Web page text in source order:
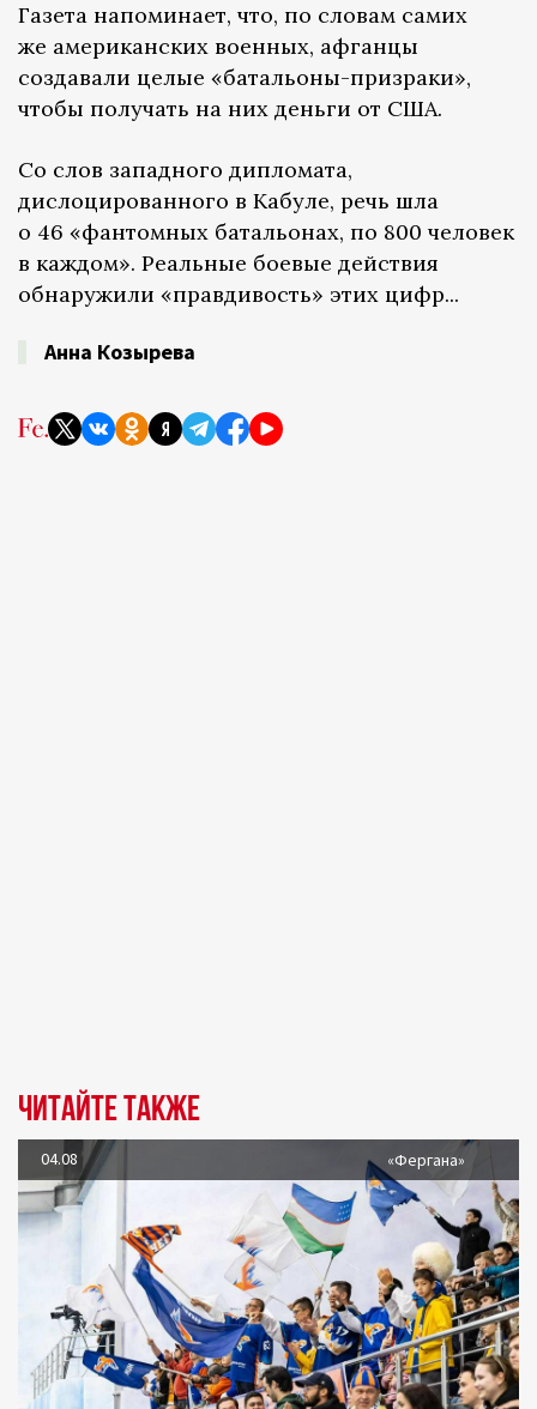
Газета напоминает, что, по словам самих
же американских военных, афганцы
создавали целые «батальоны-призраки»,
чтобы получать на них деньги от США.
Со слов западного дипломата,
дислоцированного в Кабуле, речь шла
о 46 «фантомных батальонах, по 800 человек
в каждом». Реальные боевые действия
обнаружили «правдивость» этих цифр...
Анна Козырева
Читайте также
04.08 «Фергана»